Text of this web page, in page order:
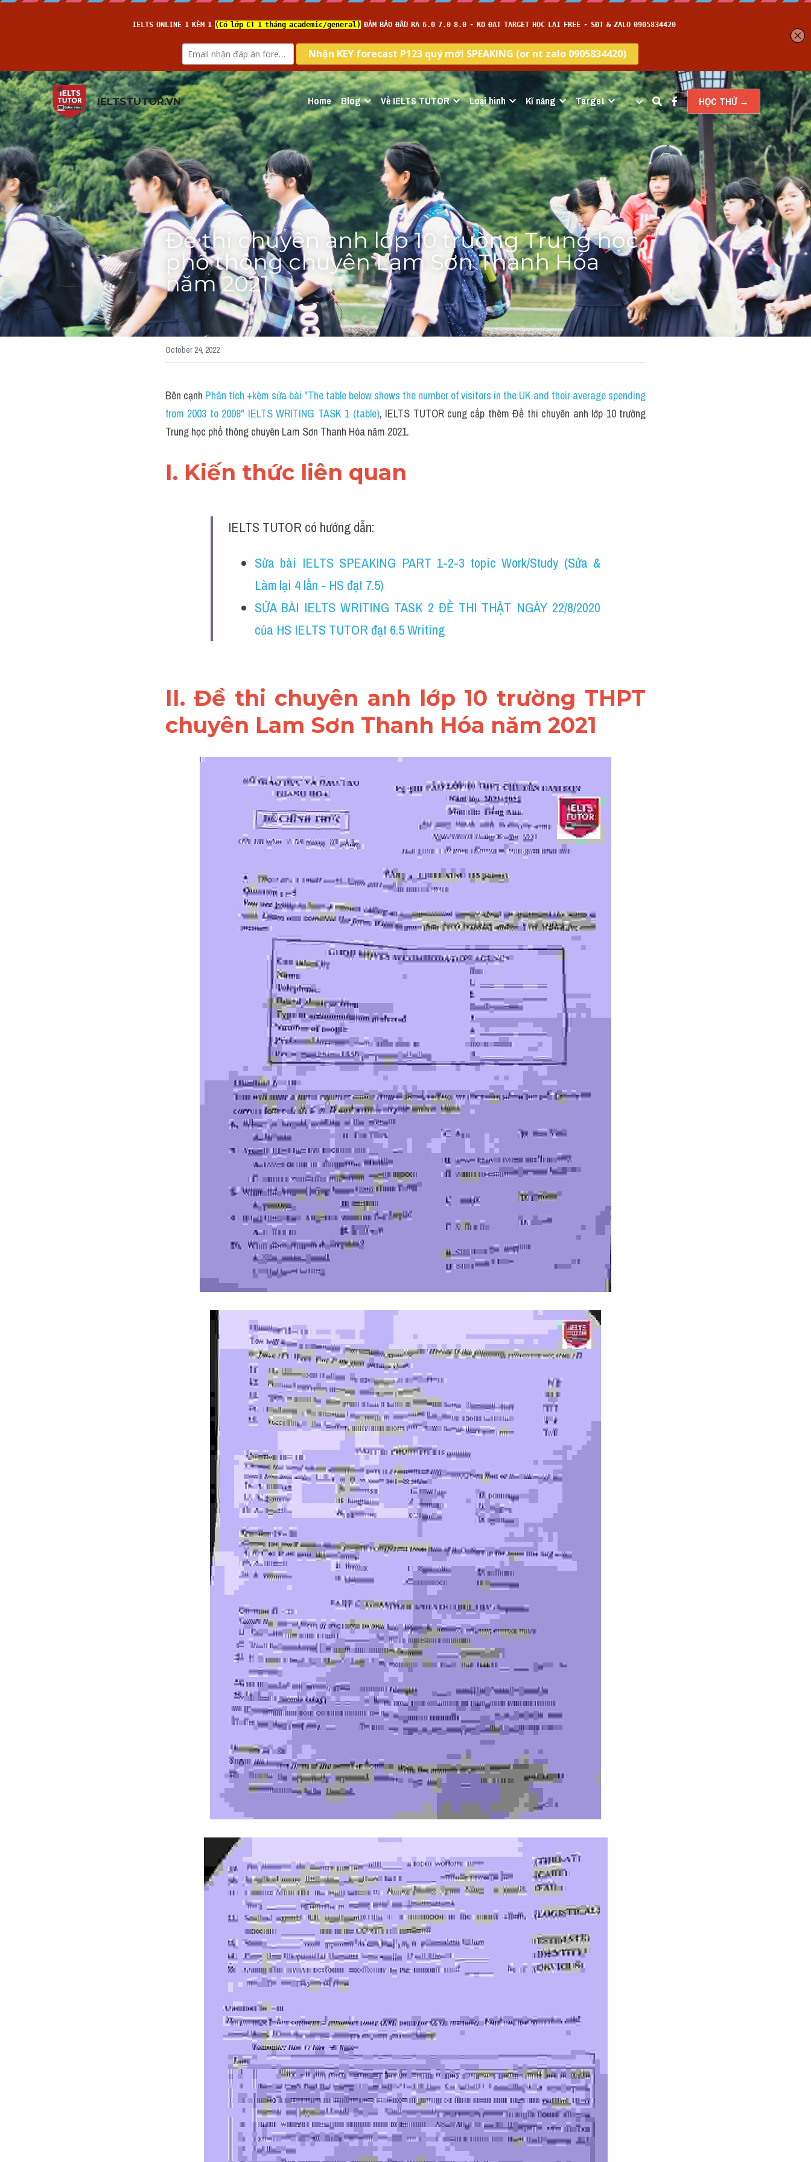
IELTSTUTOR.VN Home Blog Về IELTS TUTOR Loại hình Kĩ năng Target … HỌC THỬ →
Đề thi chuyên anh lớp 10 trường Trung học
phổ thông chuyên Lam Sơn Thanh Hóa
năm 2021
October 24, 2022
Bên cạnh Phân tích +kèm sửa bài "The table below shows the number of visitors in the UK and their average spending
from 2003 to 2008" IELTS WRITING TASK 1 (table), IELTS TUTOR cung cấp thêm Đề thi chuyên anh lớp 10 trường
Trung học phổ thông chuyên Lam Sơn Thanh Hóa năm 2021.
I. Kiến thức liên quan
IELTS TUTOR có hướng dẫn:
Sửa bài IELTS SPEAKING PART 1-2-3 topic Work/Study (Sửa &
Làm lại 4 lần - HS đạt 7.5)
SỬA BÀI IELTS WRITING TASK 2 ĐỀ THI THẬT NGÀY 22/8/2020
của HS IELTS TUTOR đạt 6.5 Writing
II. Đề thi chuyên anh lớp 10 trường THPT
chuyên Lam Sơn Thanh Hóa năm 2021